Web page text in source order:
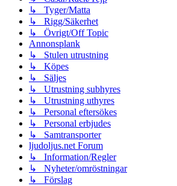
↳ Tyger/Matta
↳ Rigg/Säkerhet
↳ Övrigt/Off Topic
Annonsplank
↳ Stulen utrustning
↳ Köpes
↳ Säljes
↳ Utrustning subhyres
↳ Utrustning uthyres
↳ Personal eftersökes
↳ Personal erbjudes
↳ Samtransporter
ljudoljus.net Forum
↳ Information/Regler
↳ Nyheter/omröstningar
↳ Förslag